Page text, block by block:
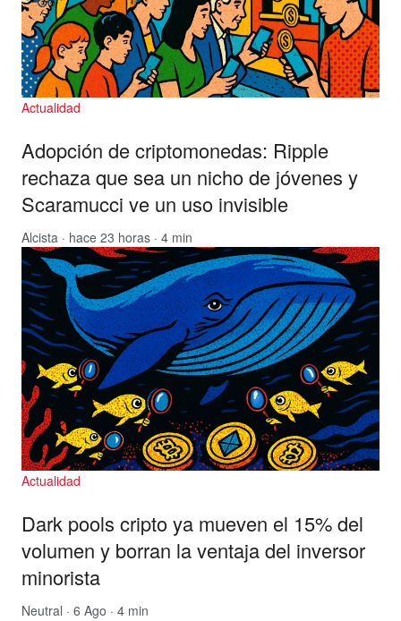
Actualidad
Adopción de criptomonedas: Ripple
rechaza que sea un nicho de jóvenes y
Scaramucci ve un uso invisible
Alcista · hace 23 horas · 4 min
Actualidad
Dark pools cripto ya mueven el 15% del
volumen y borran la ventaja del inversor
minorista
Neutral · 6 Ago · 4 min